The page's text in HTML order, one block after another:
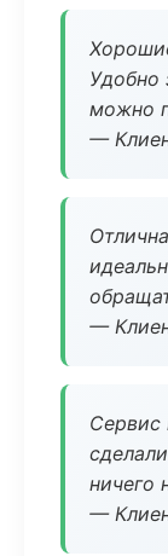
Удобно
можно
—
—
Сервис
ничего
—